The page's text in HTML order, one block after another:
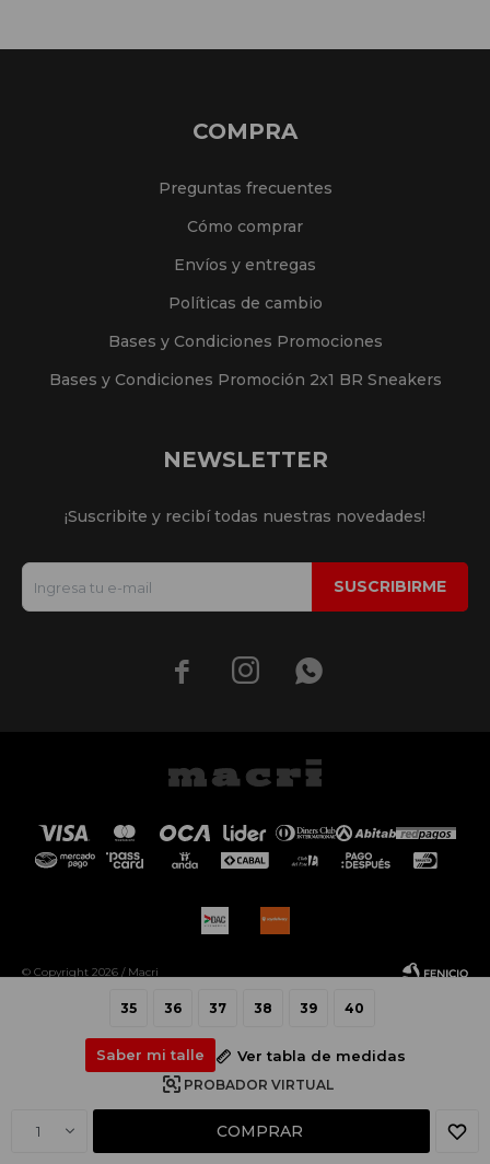
35 36 37 38 39 40
Saber mi talle Ver tabla de medidas
PROBADOR VIRTUAL
1 COMPRAR
COMPRA
Preguntas frecuentes
Cómo comprar
Envíos y entregas
Políticas de cambio
Bases y Condiciones Promociones
Bases y Condiciones Promoción 2x1 BR Sneakers
NEWSLETTER
¡Suscribite y recibí todas nuestras novedades!
SUSCRIBIRME
  
© Copyright 2026 / Macri